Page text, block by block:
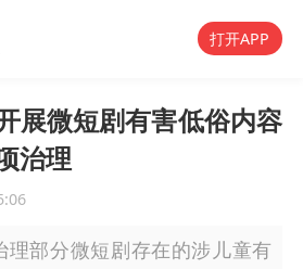
打开APP
展微短剧有害低俗内容
治理
理部分微短剧存在的涉儿童有